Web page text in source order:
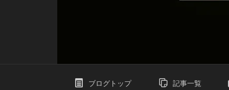
ブログトップ 記事一覧